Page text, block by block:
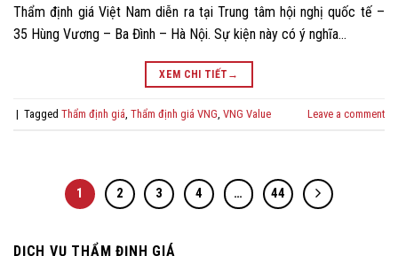
Thẩm định giá Việt Nam diễn ra tại Trung tâm hội nghị quốc tế –
35 Hùng Vương – Ba Đình – Hà Nội. Sự kiện này có ý nghĩa…
XEM CHI TIẾT →
| Tagged Thẩm định giá Thẩm định giá VNG VNG Value Leave a comment
1 2 3 4 … 44
DỊCH VỤ THẨM ĐỊNH GIÁ